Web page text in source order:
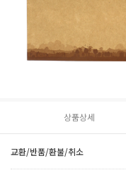
상품상세
교환/반품/환불/취소